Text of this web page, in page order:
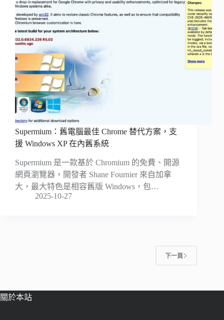
Supermium：舊電腦最佳 Chrome 替代方案，支
援 Windows XP 在內舊系統
Supermium 是一款基於 Chromium 的免費、開源
網頁瀏覽器，開發者 Shane Fournier 來自加拿
大，最大特色是相容舊版 Windows，包…
2025-10-27
下一頁
關於本站